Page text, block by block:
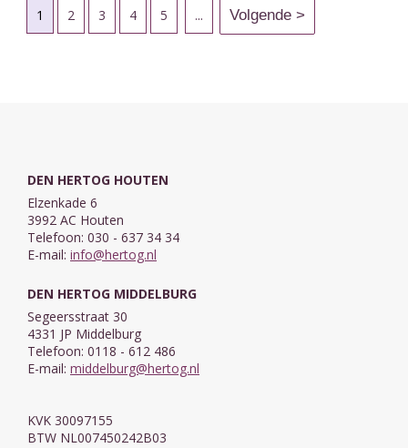
1 2 3 4 5 ...
DEN HERTOG HOUTEN
Elzenkade 6
3992 AC Houten
Telefoon: 030 - 637 34 34
E-mail: info@hertog.nl
DEN HERTOG MIDDELBURG
Segeersstraat 30
4331 JP Middelburg
Telefoon: 0118 - 612 486
E-mail: middelburg@hertog.nl
KVK 30097155
BTW NL007450242B03